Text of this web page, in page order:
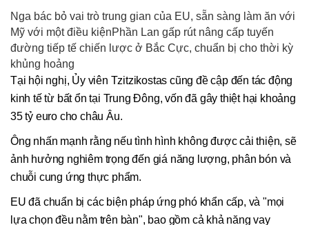
Nga bác bỏ vai trò trung gian của EU, sẵn sàng làm ăn với
Mỹ với một điều kiệnPhần Lan gấp rút nâng cấp tuyến
đường tiếp tế chiến lược ở Bắc Cực, chuẩn bị cho thời kỳ
khủng hoảng
Tại hội nghị, Ủy viên Tzitzikostas cũng đề cập đến tác động
kinh tế từ bất ổn tại Trung Đông, vốn đã gây thiệt hại khoảng
35 tỷ euro cho châu Âu.
Ông nhấn mạnh rằng nếu tình hình không được cải thiện, sẽ
ảnh hưởng nghiêm trọng đến giá năng lượng, phân bón và
chuỗi cung ứng thực phẩm.
EU đã chuẩn bị các biện pháp ứng phó khẩn cấp, và "mọi
lựa chọn đều nằm trên bàn", bao gồm cả khả năng vay